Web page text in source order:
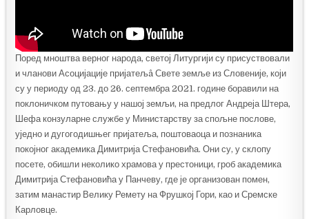
Поред мноштва верног народа, светој Литургији су присуствовали
и чланови Асоцијације пријатељâ Свете земље из Словеније, који
су у периоду од 23. до 26. септембра 2021. године боравили на
поклоничком путовању у нашој земљи, на предлог Андреја Штера,
Шефа конзуларне службе у Министарству за спољне послове,
уједно и дугогодишњег пријатеља, поштоваоца и познаника
покојног академика Димитрија Стефановића. Они су, у склопу
посете, обишли неколико храмова у престоници, гроб академика
Димитрија Стефановића у Панчеву, где је организован помен,
затим манастир Велику Ремету на Фрушкој Гори, као и Сремске
Карловце.